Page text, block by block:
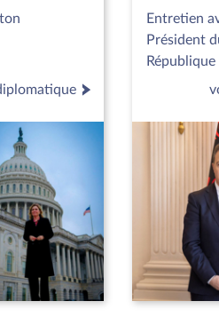
Entretien
Président
République